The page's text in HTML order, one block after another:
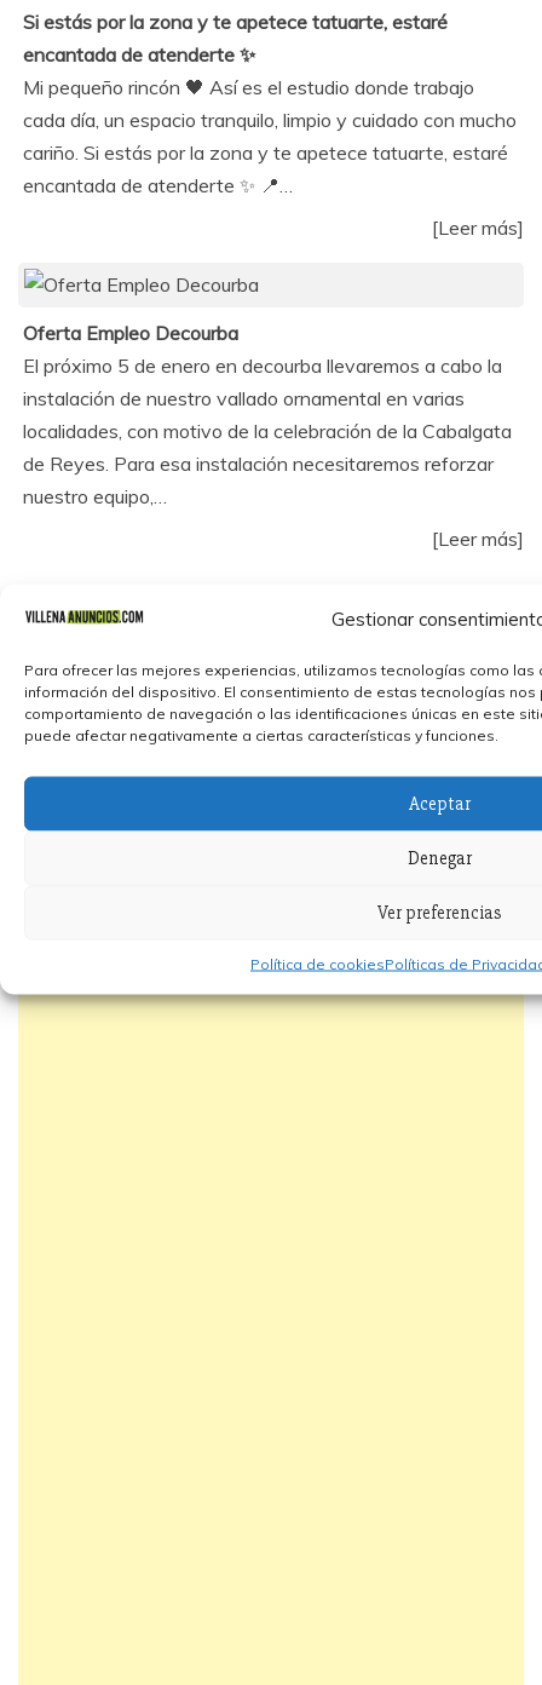
Gestionar
Para ofrecer las mejores experiencias, utilizamos tecnologías como las
información del dispositivo. El consentimiento de estas tecnologías
comportamiento de navegación o las identificaciones únicas en este
puede afectar negativamente a ciertas características y funciones.
Aceptar
Denegar
Ver preferencias
Política de cookiesPolíticas de
Si estás por la zona y te apetece tatuarte, estaré
encantada de atenderte ✨
Mi pequeño rincón 🖤 Así es el estudio donde trabajo
cada día, un espacio tranquilo, limpio y cuidado con mucho
cariño. Si estás por la zona y te apetece tatuarte, estaré
encantada de atenderte ✨ 📍…
[Leer más]
Oferta Empleo Decourba
El próximo 5 de enero en decourba llevaremos a cabo la
instalación de nuestro vallado ornamental en varias
localidades, con motivo de la celebración de la Cabalgata
de Reyes. Para esa instalación necesitaremos reforzar
nuestro equipo,…
[Leer más]